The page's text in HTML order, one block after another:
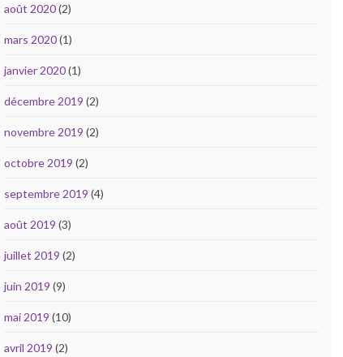
août 2020(2)
mars 2020(1)
janvier 2020(1)
décembre 2019 (2)
novembre 2019 (2)
octobre 2019 (2)
septembre 2019 (4)
août 2019 (3)
juillet 2019 (2)
juin 2019 (9)
mai 2019 (10)
avril 2019 (2)